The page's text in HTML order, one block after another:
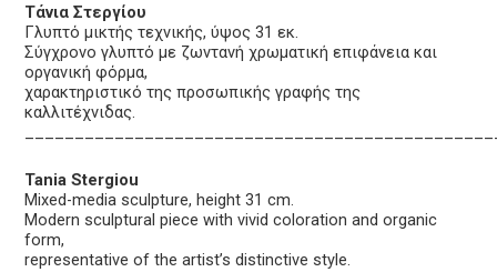
Τάνια Στεργίου
Γλυπτό μικτής τεχνικής, ύψος 31 εκ.
Σύγχρονο γλυπτό με ζωντανή χρωματική επιφάνεια και
οργανική φόρμα,
χαρακτηριστικό της προσωπικής γραφής της
καλλιτέχνιδας.
Tania Stergiou
Mixed-media sculpture, height 31 cm.
Modern sculptural piece with vivid coloration and organic
form,
representative of the artist’s distinctive style.